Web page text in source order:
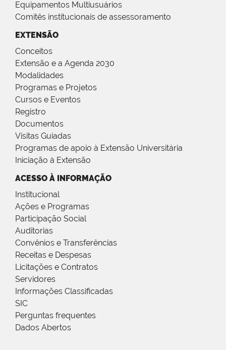
Equipamentos Multiusuários
Comitês institucionais de assessoramento
EXTENSÃO
Conceitos
Extensão e a Agenda 2030
Modalidades
Programas e Projetos
Cursos e Eventos
Registro
Documentos
Visitas Guiadas
Programas de apoio à Extensão Universitária
Iniciação à Extensão
ACESSO À INFORMAÇÃO
Institucional
Ações e Programas
Participação Social
Auditorias
Convênios e Transferências
Receitas e Despesas
Licitações e Contratos
Servidores
Informações Classificadas
SIC
Perguntas frequentes
Dados Abertos